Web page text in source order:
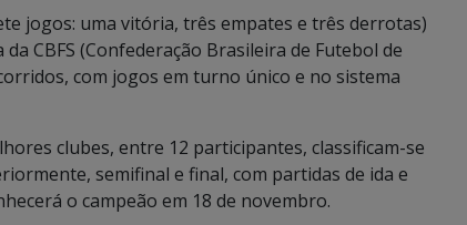
jogos: uma vitória, três empates e três derrotas)
CBFS (Confederação Brasileira de Futebol de
com jogos em turno único e no sistema
clubes, entre 12 participantes, classificam-se
semifinal e final, com partidas de ida e
o campeão em 18 de novembro.